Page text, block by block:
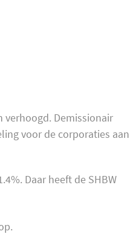
Demissionair
voor de corporaties aan
Daar heeft de SHBW